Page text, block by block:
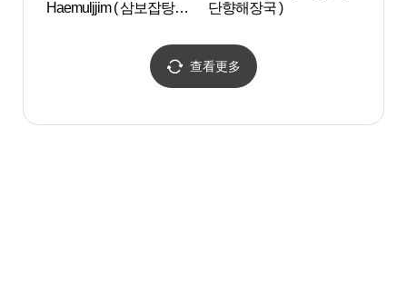
Haemuljjim ( 삼보잡탕해
단향해장국 )
查看更多